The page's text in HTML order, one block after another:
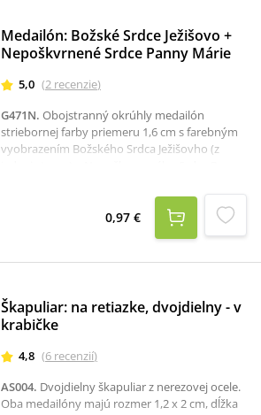
Medailón: Božské Srdce Ježišovo +
Nepoškvrnené Srdce Panny Márie
5,0 (2 recenzie)
G471N. Obojstranný okrúhly medailón
striebornej farby priemeru 1,6 cm s farebným
vyobrazením Božského Srdca Ježišovho (z
0,97 €
Škapuliar: na retiazke, dvojdielny - v
krabičke
4,8 (6 recenzií)
AS004. Dvojdielny škapuliar z nerezovej ocele.
Oba medailóny majú rozmer 1,2 x 2 cm, dĺžka